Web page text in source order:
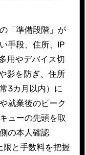
「準備段階」が
手段、住所、IP
用やデバイス切
影を防ぎ、住所
3カ月以内）に
就業後のピーク
ューの先頭を取
の本人確認
限と手数料を把握